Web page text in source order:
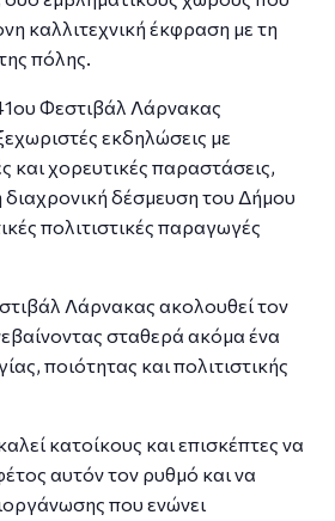
καλλιτεχνική έκφραση με τη
πόλης.
Φεστιβάλ Λάρνακας
εκδηλώσεις με
και χορευτικές παραστάσεις,
διαχρονική δέσμευση του Δήμου
πολιτιστικές παραγωγές
Λάρνακας ακολουθεί τον
σταθερά ακόμα ένα
ποιότητας και πολιτιστικής
κατοίκους και επισκέπτες να
αυτόν τον ρυθμό και να
που ενώνει